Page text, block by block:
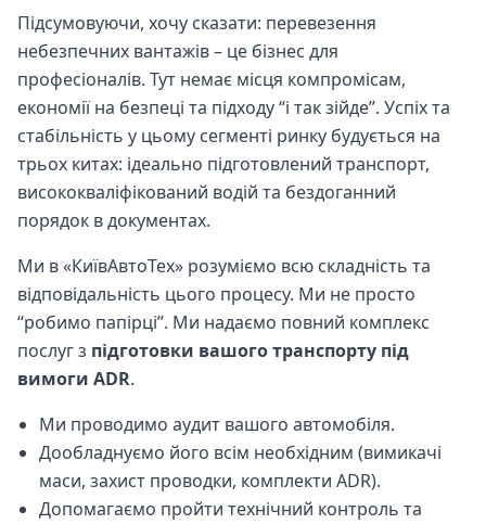
Підсумовуючи, хочу сказати: перевезення
небезпечних вантажів – це бізнес для
професіоналів. Тут немає місця компромісам,
економії на безпеці та підходу “і так зійде”. Успіх та
стабільність у цьому сегменті ринку будується на
трьох китах: ідеально підготовлений транспорт,
висококваліфікований водій та бездоганний
порядок в документах.
Ми в «КиївАвтоТех» розуміємо всю складність та
відповідальність цього процесу. Ми не просто
“робимо папірці”. Ми надаємо повний комплекс
послуг з підготовки вашого транспорту під
вимоги ADR.
Ми проводимо аудит вашого автомобіля.
Дообладнуємо його всім необхідним (вимикачі
маси, захист проводки, комплекти ADR).
Допомагаємо пройти технічний контроль та